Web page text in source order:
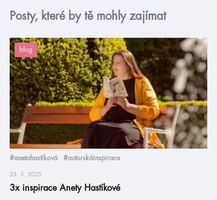
Posty, které by tě mohly zajímat
blog
#anetahastíková #autorskáinspirace
23. 5. 2025
3x inspirace Anety Hastíkové